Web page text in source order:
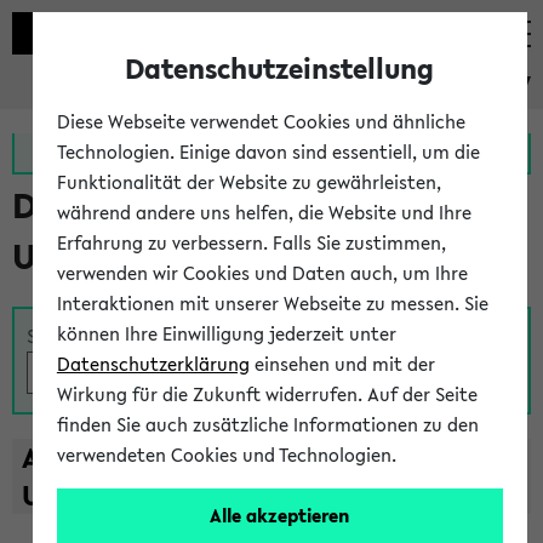
eKVV
Zur MeineUni App Zum MeineUni Portal
Das Lehrangebot der
Universität Bielefeld
Suche
A B C D E F G H I J K L M N O
U
V W X Y
Z
Datenschutzeinstellung
Diese Webseite verwendet Cookies und ähnliche
Technologien. Einige davon sind essentiell, um die
Funktionalität der Website zu gewährleisten,
während andere uns helfen, die Website und Ihre
Erfahrung zu verbessern. Falls Sie zustimmen,
verwenden wir Cookies und Daten auch, um Ihre
Interaktionen mit unserer Webseite zu messen. Sie
können Ihre Einwilligung jederzeit unter
Datenschutzerklärung einsehen und mit der
Wirkung für die Zukunft widerrufen. Auf der Seite
finden Sie auch zusätzliche Informationen zu den
verwendeten Cookies und Technologien.
Alle akzeptieren